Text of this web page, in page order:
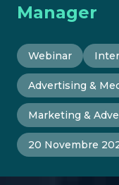
Manager
Webinar
Advertising &
Marketing &
20 Novembre